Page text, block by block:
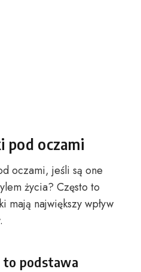
pod oczami
oczami, jeśli są one
życia? Często to
mają największy wpływ
podstawa